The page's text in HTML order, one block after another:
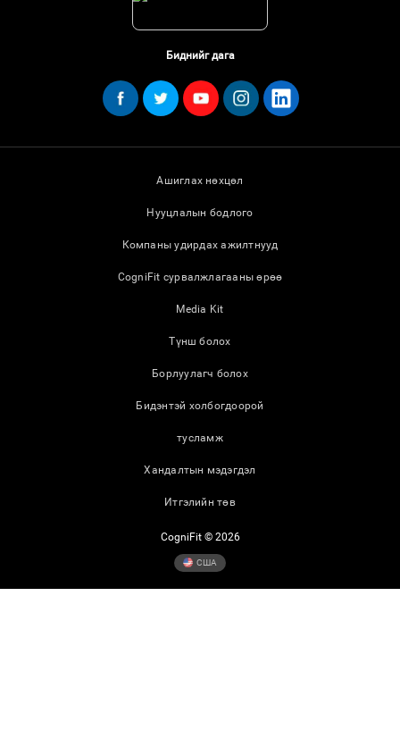
Биднийг дага
Ашиглах нөхцөл
Нууцлалын бодлого
Компаны удирдах ажилтнууд
CogniFit сурвалжлагааны өрөө
Media Kit
Түнш болох
Борлуулагч болох
Бидэнтэй холбогдоорой
тусламж
Хандалтын мэдэгдэл
Итгэлийн төв
CogniFit © 2026
США